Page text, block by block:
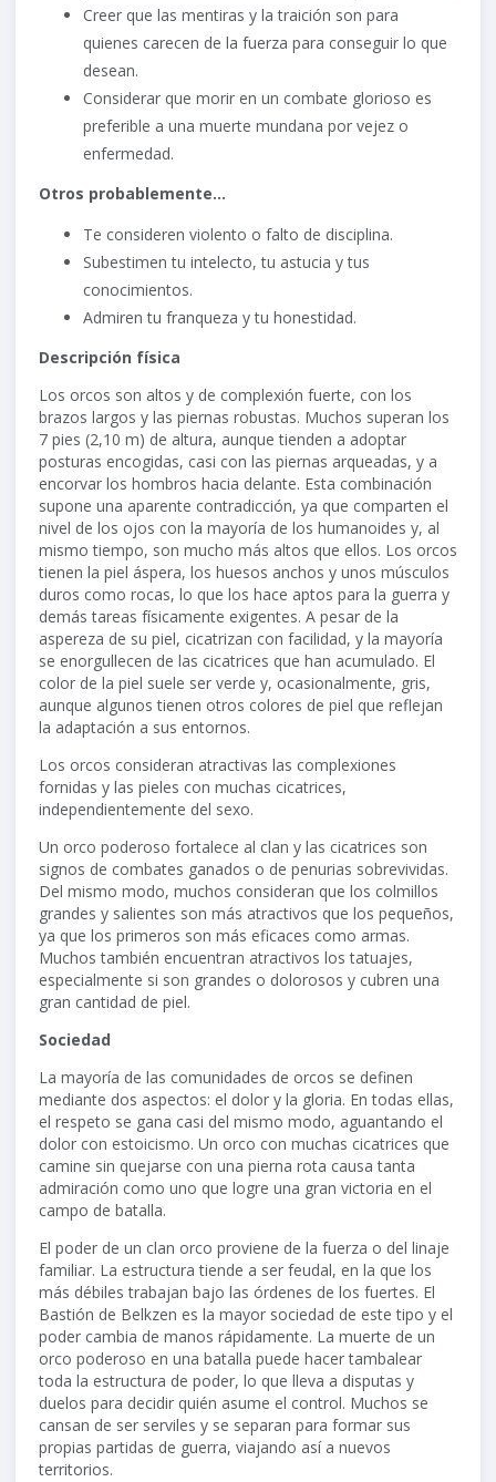
Creer que las mentiras y la traición son para
quienes carecen de la fuerza para conseguir lo que
desean.
Considerar que morir en un combate glorioso es
preferible a una muerte mundana por vejez o
enfermedad.
Otros probablemente…
Te consideren violento o falto de disciplina.
Subestimen tu intelecto, tu astucia y tus
conocimientos.
Admiren tu franqueza y tu honestidad.
Descripción física
Los orcos son altos y de complexión fuerte, con los
brazos largos y las piernas robustas. Muchos superan los
7 pies (2,10 m) de altura, aunque tienden a adoptar
posturas encogidas, casi con las piernas arqueadas, y a
encorvar los hombros hacia delante. Esta combinación
supone una aparente contradicción, ya que comparten el
nivel de los ojos con la mayoría de los humanoides y, al
mismo tiempo, son mucho más altos que ellos. Los orcos
tienen la piel áspera, los huesos anchos y unos músculos
duros como rocas, lo que los hace aptos para la guerra y
demás tareas físicamente exigentes. A pesar de la
aspereza de su piel, cicatrizan con facilidad, y la mayoría
se enorgullecen de las cicatrices que han acumulado. El
color de la piel suele ser verde y, ocasionalmente, gris,
aunque algunos tienen otros colores de piel que reflejan
la adaptación a sus entornos.
Los orcos consideran atractivas las complexiones
fornidas y las pieles con muchas cicatrices,
independientemente del sexo.
Un orco poderoso fortalece al clan y las cicatrices son
signos de combates ganados o de penurias sobrevividas.
Del mismo modo, muchos consideran que los colmillos
grandes y salientes son más atractivos que los pequeños,
ya que los primeros son más eficaces como armas.
Muchos también encuentran atractivos los tatuajes,
especialmente si son grandes o dolorosos y cubren una
gran cantidad de piel.
Sociedad
La mayoría de las comunidades de orcos se definen
mediante dos aspectos: el dolor y la gloria. En todas ellas,
el respeto se gana casi del mismo modo, aguantando el
dolor con estoicismo. Un orco con muchas cicatrices que
camine sin quejarse con una pierna rota causa tanta
admiración como uno que logre una gran victoria en el
campo de batalla.
El poder de un clan orco proviene de la fuerza o del linaje
familiar. La estructura tiende a ser feudal, en la que los
más débiles trabajan bajo las órdenes de los fuertes. El
Bastión de Belkzen es la mayor sociedad de este tipo y el
poder cambia de manos rápidamente. La muerte de un
orco poderoso en una batalla puede hacer tambalear
toda la estructura de poder, lo que lleva a disputas y
duelos para decidir quién asume el control. Muchos se
cansan de ser serviles y se separan para formar sus
propias partidas de guerra, viajando así a nuevos
territorios.